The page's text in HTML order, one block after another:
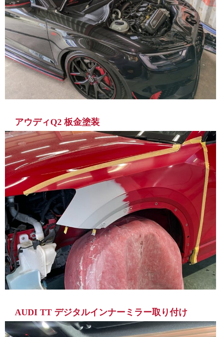
アウディQ2 板金塗装
AUDI TT デジタルインナーミラー取り付け